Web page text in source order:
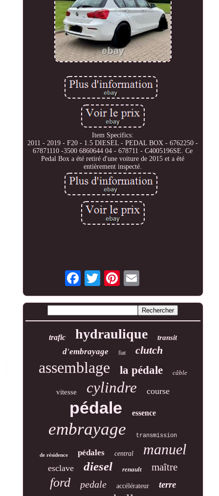
Item Specifics:
2011 - 2019 - F20 - 1.5 DIESEL - PEDAL BOX - 6762250 -
67871110 -3500 6860644 04 - 678711 - C4005196SE. Ce
Pedal Box a été retiré d'une voiture de 2015 et a été
entièrement inspecté.
trafic hydraulique transit
d'embrayage fiat clutch
assemblage la pédale câble
vitesse cylindre course
pédale essence
embrayage transmission
de résidence pédales central manuel
esclave diesel renault maître
ford pedale accélérateur terre